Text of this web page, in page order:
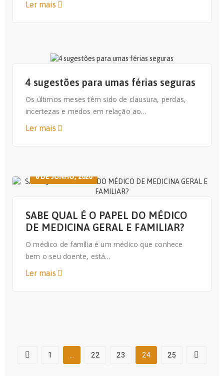
Ler mais
4 sugestões para umas férias seguras
Os últimos meses têm sido de clausura, perdas,
incertezas e medos em relação ao…
Ler mais
8 DE JUNHO, 2020
SABE QUAL É O PAPEL DO MÉDICO
DE MEDICINA GERAL E FAMILIAR?
O médico de família é um médico que conhece
bem o seu doente, está…
Ler mais
1 22 23 24 25